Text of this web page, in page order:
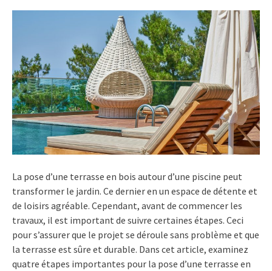
La pose d’une terrasse en bois autour d’une piscine peut
transformer le jardin. Ce dernier en un espace de détente et
de loisirs agréable. Cependant, avant de commencer les
travaux, il est important de suivre certaines étapes. Ceci
pour s’assurer que le projet se déroule sans problème et que
la terrasse est sûre et durable. Dans cet article, examinez
quatre étapes importantes pour la pose d’une terrasse en